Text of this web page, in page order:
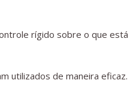
rígido sobre o que está
utilizados de maneira eficaz.